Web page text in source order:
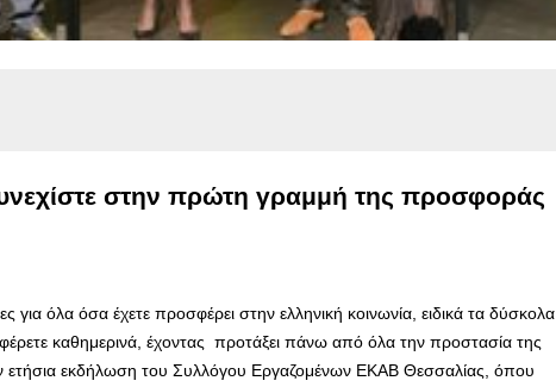
στην πρώτη γραμμή της προσφοράς
για όλα όσα έχετε προσφέρει στην ελληνική κοινωνία, ειδικά τα δύσκολα
καθημερινά, έχοντας προτάξει πάνω από όλα την προστασία της
ετήσια εκδήλωση του Συλλόγου Εργαζομένων ΕΚΑΒ Θεσσαλίας, όπου